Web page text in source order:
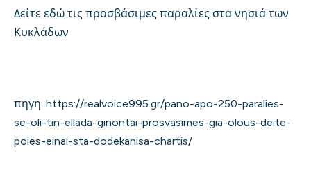
Δείτε εδώ τις προσβάσιμες παραλίες στα νησιά των
Κυκλάδων
πηγη: https://realvoice995.gr/pano-apo-250-paralies-
se-oli-tin-ellada-ginontai-prosvasimes-gia-olous-deite-
poies-einai-sta-dodekanisa-chartis/